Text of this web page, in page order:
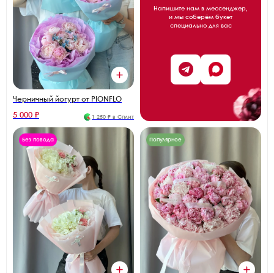
Черничный йогурт от PIONFLO
5 000 ₽ 1 250 ₽ в Сплит
Напишите нам в мессенджер,
и мы соберём букет
специально для вас
Без повода Популярное